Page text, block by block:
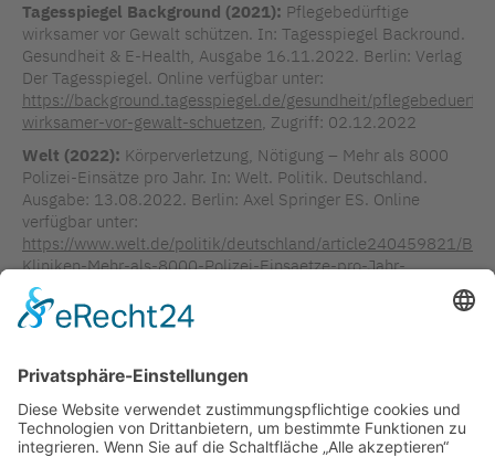
Tagesspiegel Background (2021): Pflegebedürftige
wirksamer vor Gewalt schützen. In: Tagesspiegel Backround.
Gesundheit & E-Health, Ausgabe 16.11.2022. Berlin: Verlag
Der Tagesspiegel. Online verfügbar unter:
https://background.tagesspiegel.de/gesundheit/
wirksamer-vor-gewalt-schuetzen, Zugriff: 02.12.2022
Welt (2022): Körperverletzung, Nötigung – Mehr als 8000
Polizei-Einsätze pro Jahr. In: Welt. Politik. Deutschland.
Ausgabe: 13.08.2022. Berlin: Axel Springer ES. Online
verfügbar unter:
https://www.welt.de/politik/deutschland/article240459821/
Kliniken-Mehr-als-8000-Polizei-Einsaetze-pro-Jahr-
Innenstadt-besonders-betroffen.html
TAGS IN DIESEM ARTIKEL